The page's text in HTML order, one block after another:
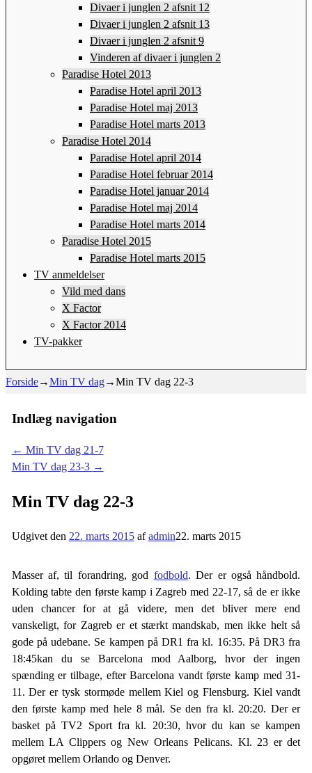
Divaer i junglen 2 afsnit 12
Divaer i junglen 2 afsnit 13
Divaer i junglen 2 afsnit 9
Vinderen af divaer i junglen 2
Paradise Hotel 2013
Paradise Hotel april 2013
Paradise Hotel maj 2013
Paradise Hotel marts 2013
Paradise Hotel 2014
Paradise Hotel april 2014
Paradise Hotel februar 2014
Paradise Hotel januar 2014
Paradise Hotel maj 2014
Paradise Hotel marts 2014
Paradise Hotel 2015
Paradise Hotel marts 2015
TV anmeldelser
Vild med dans
X Factor
X Factor 2014
TV-pakker
Forside→Min TV dag→Min TV dag 22-3
Indlæg navigation
← Min TV dag 21-7
Min TV dag 23-3 →
Min TV dag 22-3
Udgivet den 22. marts 2015 afadmin22. marts 2015
Masser af, til forandring, god fodbold. Der er også håndbold.
Kolding tabte den første kamp i Zagreb med 22-17, så de er ikke
uden chancer for at gå videre, men det bliver mere end
vanskeligt, for Zagreb er et stærkt mandskab, men ikke helt så
gode på udebane. Se kampen på DR1 fra kl. 16:35. På DR3 fra
18:45kan du se Barcelona mod Aalborg, hvor der ingen
spænding er tilbage, efter Barcelona vandt første kamp med 31-
11. Der er tysk stormøde mellem Kiel og Flensburg. Kiel vandt
den første kamp med hele 8 mål. Se den fra kl. 20:20. Der er
basket på TV2 Sport fra kl. 20:30, hvor du kan se kampen
mellem LA Clippers og New Orleans Pelicans. Kl. 23 er det
opgøret mellem Orlando og Denver.